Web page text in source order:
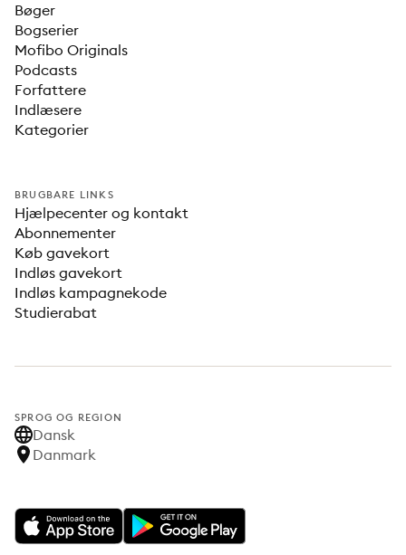
Bøger
Bogserier
Mofibo Originals
Podcasts
Forfattere
Indlæsere
Kategorier
BRUGBARE LINKS
Hjælpecenter og kontakt
Abonnementer
Køb gavekort
Indløs gavekort
Indløs kampagnekode
Studierabat
SPROG OG REGION
Dansk
Danmark